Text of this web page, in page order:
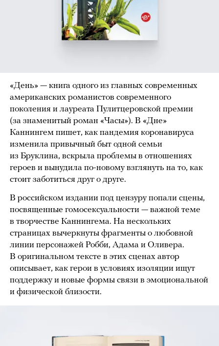
«День» — книга одного из главных современных
американских романистов современного
поколения и лауреата Пулитцеровской премии
(за знаменитый роман «Часы»). В «Дне»
Каннингем пишет, как пандемия коронавируса
изменила привычный быт одной семьи
из Бруклина, вскрыла проблемы в отношениях
героев и вынудила по-новому взглянуть на то, как
стоит заботиться друг о друге.
В российском издании под цензуру попали сцены,
посвященные гомосексуальности — важной теме
в творчестве Каннингема. На нескольких
страницах вычеркнуты фрагменты о любовной
линии персонажей Робби, Адама и Оливера.
В оригинальном тексте в этих сценах автор
описывает, как герои в условиях изоляции ищут
поддержку и новые формы связи в эмоциональной
и физической близости.